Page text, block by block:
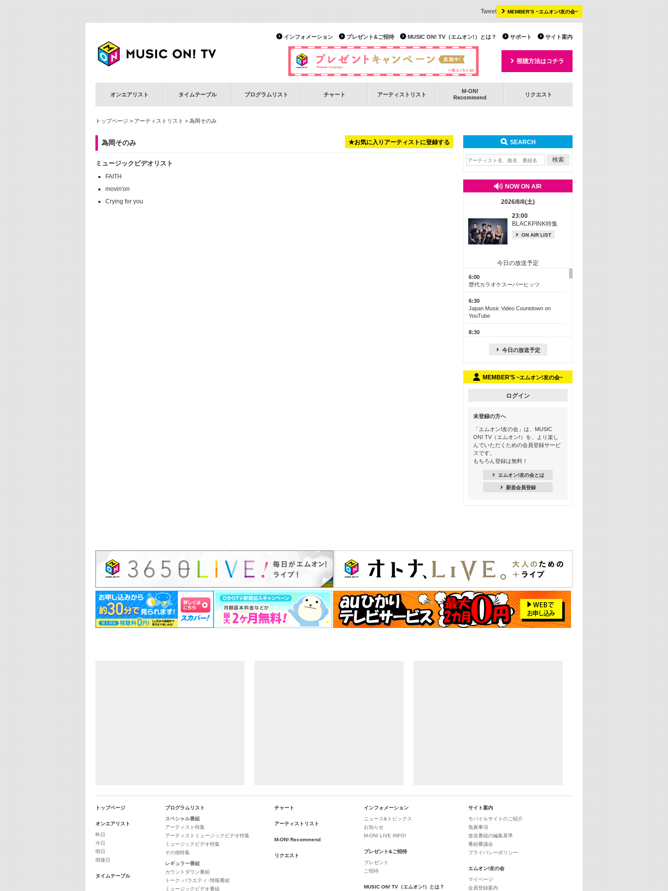
MEMBER’S ~エムオン!友の会~
Tweet
サイト案内
サポート
MUSIC ON! TV（エムオン!）とは？
プレゼント&ご招待
インフォメーション
視聴方法はコチラ
オンエアリスト タイムテーブル プログラムリスト チャート アーティストリスト
M-ON!
Recommend
リクエスト
トップページ > アーティストリスト > 為岡そのみ
★お気に入りアーティストに登録する
為岡そのみ
ミュージックビデオリスト
FAITH
movin'on
Crying for you
SEARCH
NOW ON AIR
2026/8/8(土)
23:00
BLACKPINK特集
ON AIR LIST
今日の放送予定
6:00
歴代カラオケスーパーヒッツ
6:30
Japan Music Video Countdown on
YouTube
8:30
M-ON! カラオケカウントダウン 50
Official髭男dism特集
よりぬき! この夏聴きたい! サマーソン
グメドレー【歌詞入り】
21:00
季節を感じよう! シーズンソング特集
-8月編-【歌詞入り】
ージックビデオ特集
24:00
K-POP 第3世代特集
K-POP 第4世代特集
25:00
あのころヒッツ! 一挙5時間！
2021→2025年
今日の放送予定
MEMBER’S ~エムオン!友の会~
ログイン
未登録の方へ
「エムオン!友の会」は、MUSIC
ON! TV（エムオン!）を、より楽し
んでいただくための会員登録サービ
スです。
もちろん登録は無料！
エムオン!友の会とは
新規会員登録
トップページ
オンエアリスト
昨日
今日
明日
明後日
タイムテーブル
プログラムリスト
スペシャル番組
アーティスト特集
アーティストミュージックビデオ特集
ミュージックビデオ特集
その他特集
レギュラー番組
カウントダウン番組
トーク･バラエティ･情報番組
ミュージックビデオ番組
チャート
アーティストリスト
M-ON! Recommend
リクエスト
インフォメーション
ニュース&トピックス
お知らせ
M-ON! LIVE INFO!
プレゼント&ご招待
プレゼント
ご招待
MUSIC ON! TV（エムオン!）とは？
サイト案内
モバイルサイトのご紹介
免責事項
放送番組の編集基準
番組審議会
プライバシーポリシー
エムオン!友の会
マイページ
会員登録案内